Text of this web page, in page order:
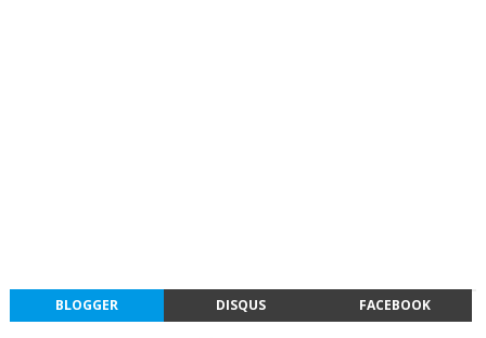
BLOGGER DISQUS FACEBOOK